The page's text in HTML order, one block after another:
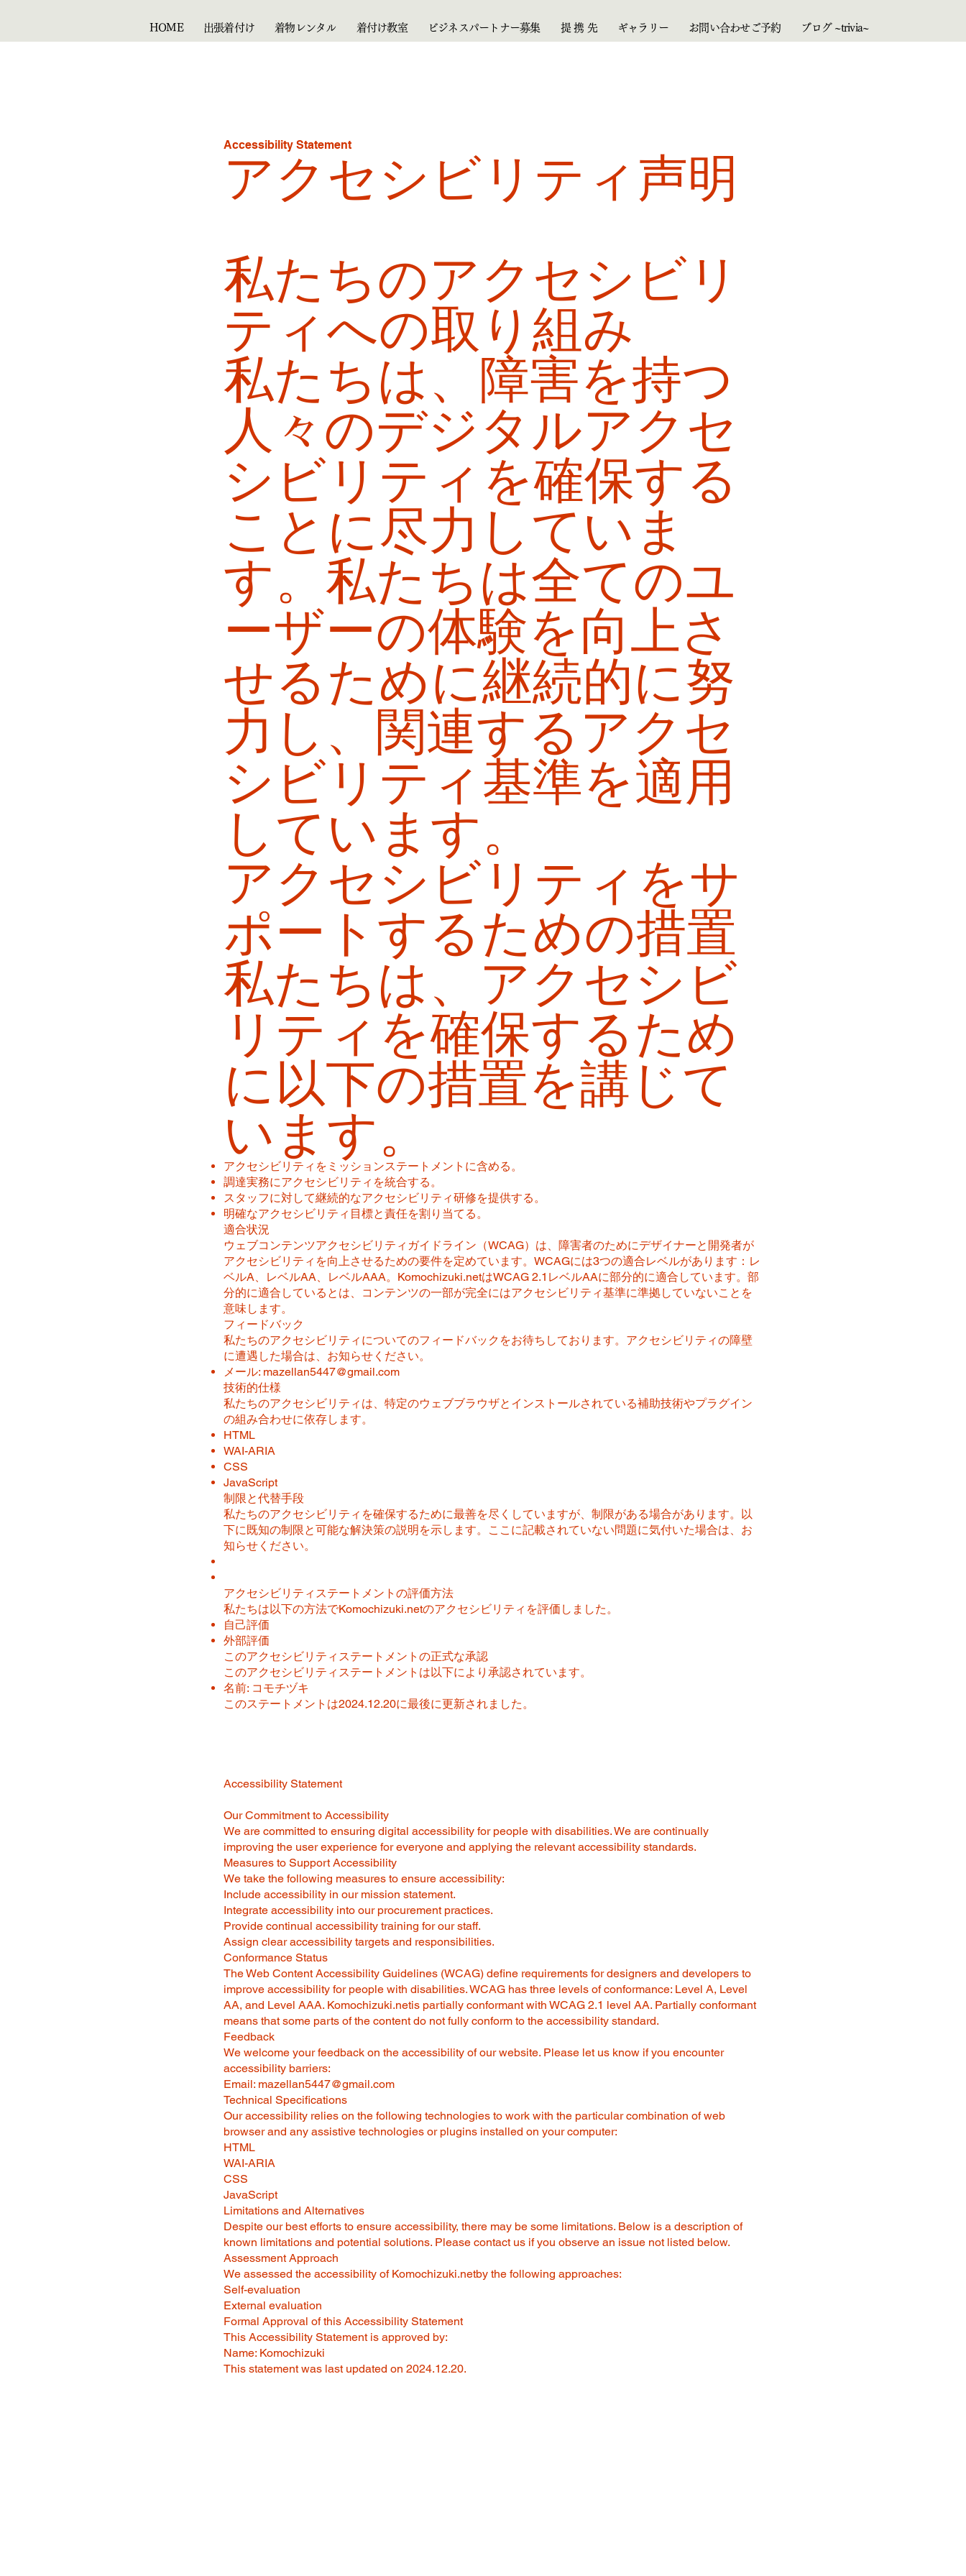
HOME 出張着付け 着物レンタル 着付け教室 ビジネスパートナー募集 提 携 先 ギャラリー お問い合わせご予約 ブログ ~trivia~
Accessibility Statement
アクセシビリティ声明
私たちのアクセシビリ
ティへの取り組み
私たちは、障害を持つ
人々のデジタルアクセ
シビリティを確保する
ことに尽力していま
す。私たちは全てのユ
ーザーの体験を向上さ
せるために継続的に努
力し、関連するアクセ
シビリティ基準を適用
しています。
アクセシビリティをサ
ポートするための措置
私たちは、アクセシビ
リティを確保するため
に以下の措置を講じて
います。
アクセシビリティをミッションステートメントに含める。
調達実務にアクセシビリティを統合する。
スタッフに対して継続的なアクセシビリティ研修を提供する。
明確なアクセシビリティ目標と責任を割り当てる。
適合状況
ウェブコンテンツアクセシビリティガイドライン（WCAG）は、障害者のためにデザイナーと開発者が
アクセシビリティを向上させるための要件を定めています。WCAGには3つの適合レベルがあります：レ
ベルA、レベルAA、レベルAAA。Komochizuki.netはWCAG 2.1レベルAAに部分的に適合しています。部
分的に適合しているとは、コンテンツの一部が完全にはアクセシビリティ基準に準拠していないことを
意味します。
フィードバック
私たちのアクセシビリティについてのフィードバックをお待ちしております。アクセシビリティの障壁
に遭遇した場合は、お知らせください。​
メール: mazellan5447@gmail.com
技術的仕様
私たちのアクセシビリティは、特定のウェブブラウザとインストールされている補助技術やプラグイン
の組み合わせに依存します。
HTML
WAI-ARIA
CSS
JavaScript
制限と代替手段
私たちのアクセシビリティを確保するために最善を尽くしていますが、制限がある場合があります。以
下に既知の制限と可能な解決策の説明を示します。ここに記載されていない問題に気付いた場合は、お
知らせください。
アクセシビリティステートメントの評価方法
私たちは以下の方法でKomochizuki.netのアクセシビリティを評価しました。
自己評価
外部評価
このアクセシビリティステートメントの正式な承認
このアクセシビリティステートメントは以下により承認されています。
名前: コモチヅキ
このステートメントは2024.12.20に最後に更新されました。
Accessibility Statement
Our Commitment to Accessibility
We are committed to ensuring digital accessibility for people with disabilities. We are continually
improving the user experience for everyone and applying the relevant accessibility standards.
Measures to Support Accessibility
We take the following measures to ensure accessibility:
Include accessibility in our mission statement.
Integrate accessibility into our procurement practices.
Provide continual accessibility training for our staff.
Assign clear accessibility targets and responsibilities.
Conformance Status
The Web Content Accessibility Guidelines (WCAG) define requirements for designers and developers to
improve accessibility for people with disabilities. WCAG has three levels of conformance: Level A, Level
AA, and Level AAA. Komochizuki.netis partially conformant with WCAG 2.1 level AA. Partially conformant
means that some parts of the content do not fully conform to the accessibility standard.
Feedback
We welcome your feedback on the accessibility of our website. Please let us know if you encounter
accessibility barriers:
Email: mazellan5447@gmail.com
Technical Specifications
Our accessibility relies on the following technologies to work with the particular combination of web
browser and any assistive technologies or plugins installed on your computer:
HTML
WAI-ARIA
CSS
JavaScript
Limitations and Alternatives
Despite our best efforts to ensure accessibility, there may be some limitations. Below is a description of
known limitations and potential solutions. Please contact us if you observe an issue not listed below.
Assessment Approach
We assessed the accessibility of Komochizuki.netby the following approaches:
Self-evaluation
External evaluation
Formal Approval of this Accessibility Statement
This Accessibility Statement is approved by:
Name: Komochizuki
This statement was last updated on 2024.12.20.